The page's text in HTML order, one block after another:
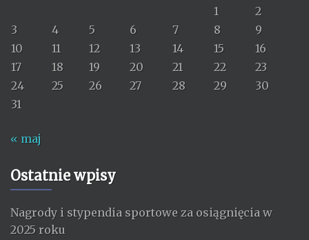
1
2
3
4 5 6 7 8
9
10
11 12 13 14 15
16
17
18 19 20 21 22
23
24
25 26 27 28 29
30
31
« maj
Ostatnie wpisy
Nagrody i stypendia sportowe za osiągnięcia w
2025 roku